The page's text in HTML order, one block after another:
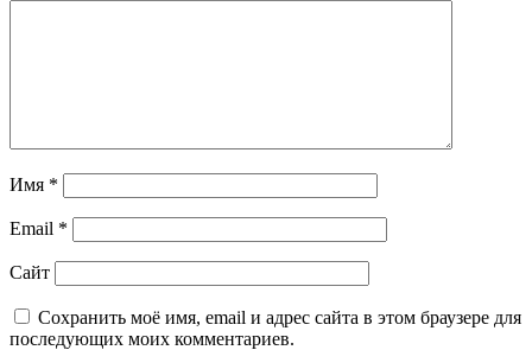
Имя *
Email *
Сайт
Сохранить моё имя, email и адрес сайта в этом браузере для
последующих моих комментариев.